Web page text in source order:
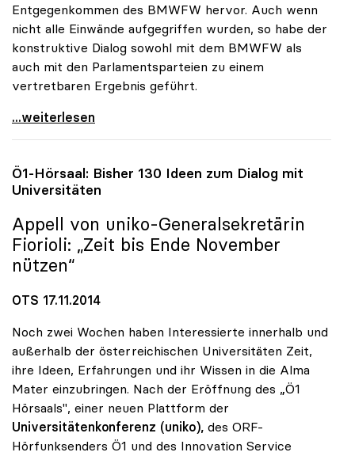
Entgegenkommen des BMWFW hervor. Auch wenn
nicht alle Einwände aufgegriffen wurden, so habe der
konstruktive Dialog sowohl mit dem BMWFW als
auch mit den Parlamentsparteien zu einem
vertretbaren Ergebnis geführt.
UG-Novelle: uniko begrüsst konstruktive Haltung
...weiterlesen
Ö1-Hörsaal: Bisher 130 Ideen zum Dialog mit
Universitäten
Appell von uniko-Generalsekretärin
Fiorioli: „Zeit bis Ende November
nützen“
OTS 17.11.2014
Noch zwei Wochen haben Interessierte innerhalb und
außerhalb der österreichischen Universitäten Zeit,
ihre Ideen, Erfahrungen und ihr Wissen in die Alma
Mater einzubringen. Nach der Eröffnung des „Ö1
Hörsaals", einer neuen Plattform der
Universitätenkonferenz (uniko), des ORF-
Hörfunksenders Ö1 und des Innovation Service